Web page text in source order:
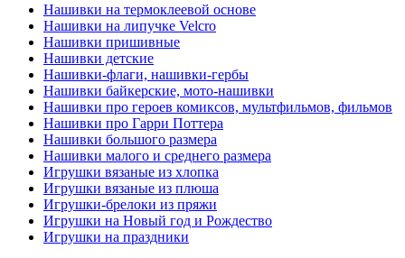
Нашивки на термоклеевой основе
Нашивки на липучке Velcro
Нашивки пришивные
Нашивки детские
Нашивки-флаги, нашивки-гербы
Нашивки байкерские, мото-нашивки
Нашивки про героев комиксов, мультфильмов, фильмов
Нашивки про Гарри Поттера
Нашивки большого размера
Нашивки малого и среднего размера
Игрушки вязаные из хлопка
Игрушки вязаные из плюша
Игрушки-брелоки из пряжи
Игрушки на Новый год и Рождество
Игрушки на праздники